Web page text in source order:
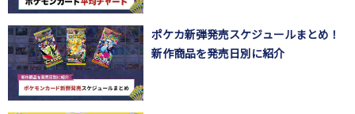
ポケカ新弾発売スケジュールまとめ！
新作商品を発売日別に紹介